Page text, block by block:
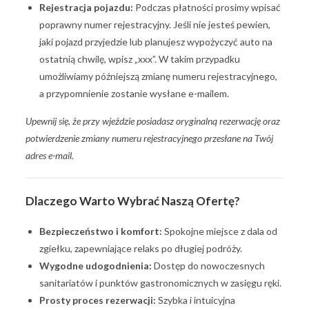
Rejestracja pojazdu: Podczas płatności prosimy wpisać
poprawny numer rejestracyjny. Jeśli nie jesteś pewien,
jaki pojazd przyjedzie lub planujesz wypożyczyć auto na
ostatnią chwilę, wpisz „xxx”. W takim przypadku
umożliwiamy późniejszą zmianę numeru rejestracyjnego,
a przypomnienie zostanie wysłane e-mailem.
Upewnij się, że przy wjeździe posiadasz oryginalną rezerwację oraz
potwierdzenie zmiany numeru rejestracyjnego przesłane na Twój
adres e-mail.
Dlaczego Warto Wybrać Naszą Ofertę?
Bezpieczeństwo i komfort: Spokojne miejsce z dala od
zgiełku, zapewniające relaks po długiej podróży.
Wygodne udogodnienia: Dostęp do nowoczesnych
sanitariatów i punktów gastronomicznych w zasięgu ręki.
Prosty proces rezerwacji: Szybka i intuicyjna